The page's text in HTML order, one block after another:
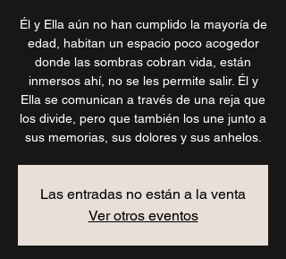
Él y Ella aún no han cumplido la mayoría de
edad, habitan un espacio poco acogedor
donde las sombras cobran vida, están
inmersos ahí, no se les permite salir. Él y
Ella se comunican a través de una reja que
los divide, pero que también los une junto a
sus memorias, sus dolores y sus anhelos.
Las entradas no están a la venta
Ver otros eventos